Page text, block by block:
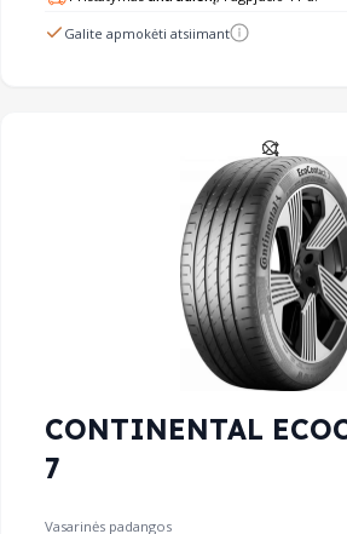
Galite apmokėti atsiimant
CONTINENTAL
7
Vasarinės padangos